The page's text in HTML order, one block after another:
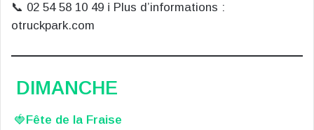
📞 02 54 58 10 49 ℹ️ Plus d’informations :
otruckpark.com
DIMANCHE
🍓Fête de la Fraise